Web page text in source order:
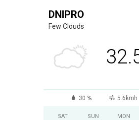
DNIPRO
Few Clouds
30 % 5.6kmh
SAT SUN MON